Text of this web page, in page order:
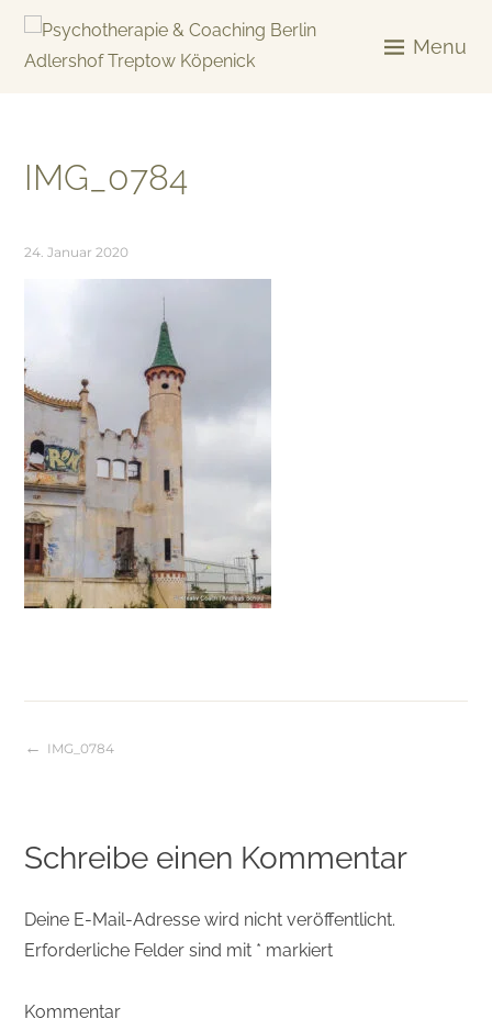
Skip
Menu
IMG_0784
24. Januar 2020
Beitragsnavigation
IMG_0784
Schreibe einen Kommentar
Deine E-Mail-Adresse wird nicht veröffentlicht.
Erforderliche Felder sind mit * markiert
Kommentar